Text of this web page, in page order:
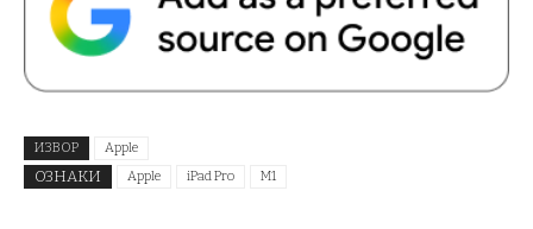
ИЗВОР Apple
ОЗНАКИ Apple iPad Pro M1